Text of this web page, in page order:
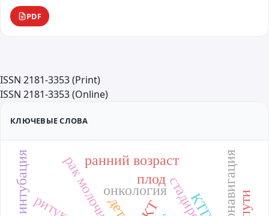
PDF
ISSN 2181-3353 (Print)
ISSN 2181-3353 (Online)
КЛЮЧЕВЫЕ СЛОВА
онкология
ранний возраст
плод
КТГ